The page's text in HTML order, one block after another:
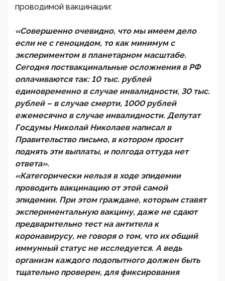
проводимой вакцинации:
«Совершенно очевидно, что мы имеем дело
если не с геноцидом, то как минимум с
экспериментом в планетарном масштабе.
Сегодня поствакцинальные осложнения в РФ
оплачиваются так: 10 тыс. рублей
единовременно в случае инвалидности, 30 тыс.
рублей – в случае смерти, 1000 рублей
ежемесячно в случае инвалидности. Депутат
Госдумы Николай Николаев написал в
Правительство письмо, в котором просит
поднять эти выплаты, и полгода оттуда нет
ответа».
«Категорически нельзя в ходе эпидемии
проводить вакцинацию от этой самой
эпидемии. При этом граждане, которым ставят
экспериментальную вакцину, даже не сдают
предварительно тест на антитела к
коронавирусу, не говоря о том, что их общий
иммунный статус не исследуется. А ведь
организм каждого подопытного должен быть
тщательно проверен, для фиксирования